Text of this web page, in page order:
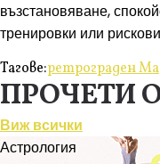
възстановяване,
тренировки или
Тагове:ретрограден
ПРОЧЕТИ
Виж всички
Астрология